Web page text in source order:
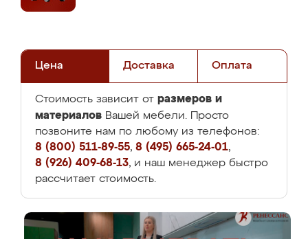
Цена Доставка Оплата
Стоимость зависит от размеров и
материалов Вашей мебели. Просто
позвоните нам по любому из телефонов:
8 (800) 511-89-55, 8 (495) 665-24-01,
8 (926) 409-68-13, и наш менеджер быстро
рассчитает стоимость.